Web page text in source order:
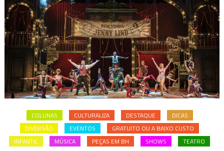
COLUNAS CULTURALIZA DESTAQUE
DICAS
DIVERSÃO
EVENTOS
GRATUITO OU A BAIXO CUSTO
INFANTIL
MÚSICA PEÇAS EM BH SHOWS TEATRO